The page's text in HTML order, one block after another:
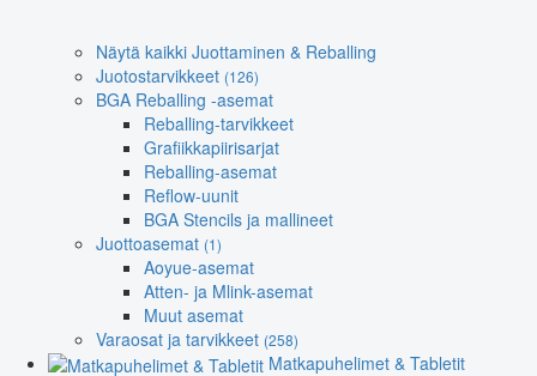
Näytä kaikki Juottaminen & Reballing
Juotostarvikkeet (126)
BGA Reballing -asemat
Reballing-tarvikkeet
Grafiikkapiirisarjat
Reballing-asemat
Reflow-uunit
BGA Stencils ja mallineet
Juottoasemat (1)
Aoyue-asemat
Atten- ja Mlink-asemat
Muut asemat
Varaosat ja tarvikkeet (258)
Matkapuhelimet & Tabletit